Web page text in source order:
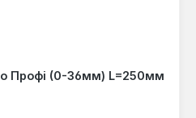
Профі (0-36мм) L=250мм